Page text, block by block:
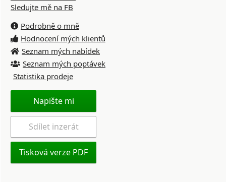
Sledujte mě na FB
Podrobně o mně
Hodnocení mých klientů
Seznam mých nabídek
Seznam mých poptávek
Statistika prodeje
Napište mi
Sdílet inzerát
Tisková verze PDF